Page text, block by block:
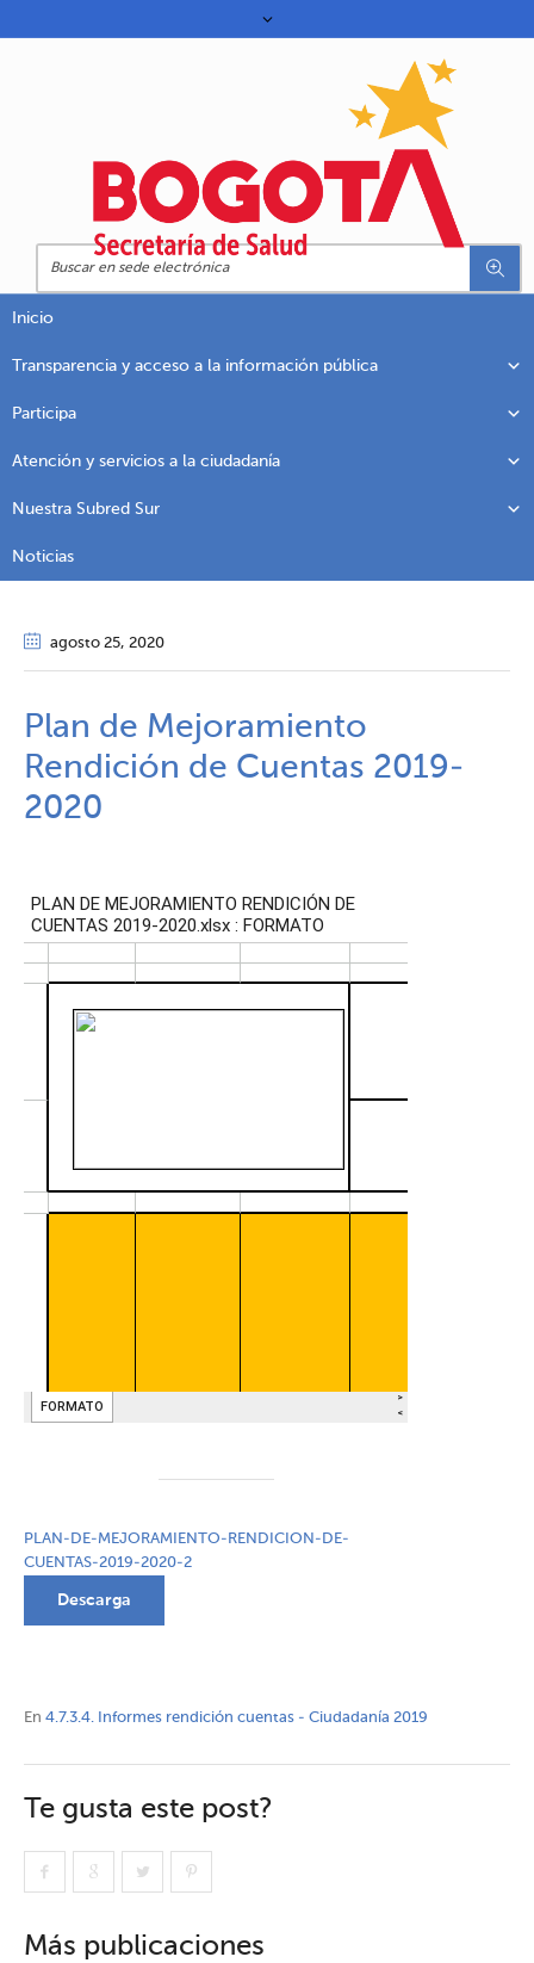
Inicio
Transparencia y acceso a la información pública
Participa
Atención y servicios a la ciudadanía
Nuestra Subred Sur
Noticias
agosto 25, 2020
Plan de Mejoramiento
Rendición de Cuentas 2019-
2020
PLAN-DE-MEJORAMIENTO-RENDICION-DE-
CUENTAS-2019-2020-2
Descarga
En 4.7.3.4. Informes rendición cuentas - Ciudadanía 2019
Te gusta este post?
Más publicaciones